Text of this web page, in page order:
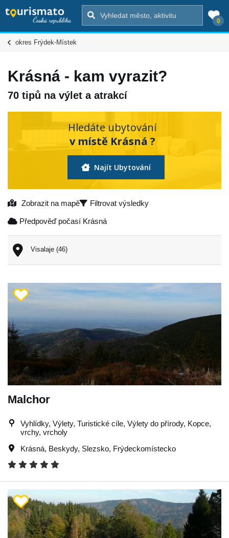
0
okres Frýdek-Místek
Krásná - kam vyrazit?
70 tipů na výlet a atrakcí
Hledáte ubytování
v místě Krásná ?
Najít Ubytování
Zobrazit na mapě Filtrovat výsledky
Předpověď počasí Krásná
Visalaje (46)
Malchor
Vyhlídky, Výlety, Turistické cíle, Výlety do přírody, Kopce,
vrchy, vrcholy
Krásná, Beskydy, Slezsko, Frýdeckomístecko